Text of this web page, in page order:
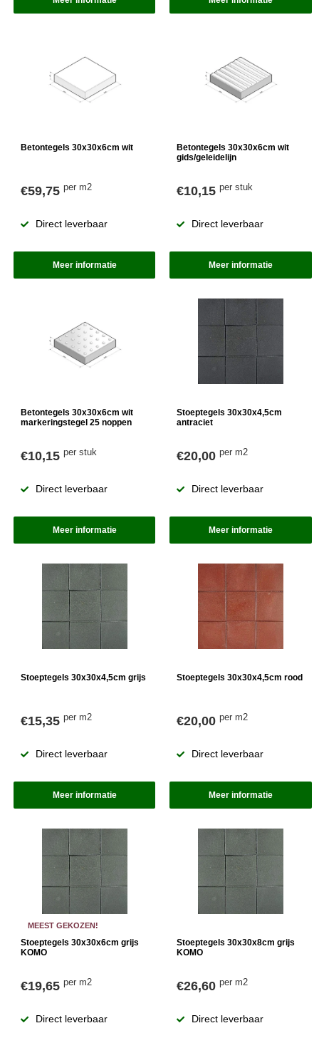
Betontegels 30x30x6cm wit
€59,75 per m2
Direct leverbaar
Meer informatie
Betontegels 30x30x6cm wit
gids/geleidelijn
€10,15per stuk
Direct leverbaar
Meer informatie
Betontegels 30x30x6cm wit
markeringstegel 25 noppen
€10,15 per stuk
Direct leverbaar
Meer informatie
Stoeptegels 30x30x4,5cm
antraciet
€20,00per m2
Direct leverbaar
Meer informatie
Stoeptegels 30x30x4,5cm grijs
€15,35 per m2
Direct leverbaar
Meer informatie
Stoeptegels 30x30x4,5cm rood
€20,00per m2
Direct leverbaar
Meer informatie
MEEST GEKOZEN!
Stoeptegels 30x30x6cm grijs
KOMO
€19,65 per m2
Direct leverbaar
Stoeptegels 30x30x8cm grijs
KOMO
€26,60per m2
Direct leverbaar